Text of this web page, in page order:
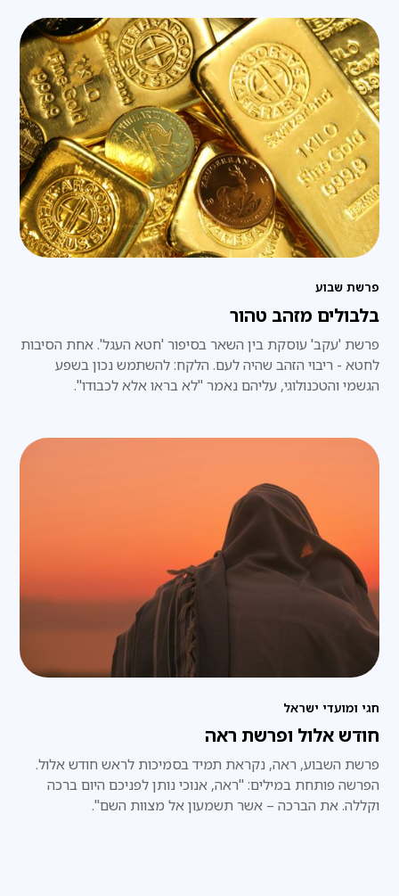
פרשת שבוע
בלבולים מזהב טהור
פרשת 'עקב' עוסקת בין השאר בסיפור 'חטא העגל'. אחת הסיבות
לחטא - ריבוי הזהב שהיה לעם. הלקח: להשתמש נכון בשפע
הגשמי והטכנולוגי, עליהם נאמר "לא בראו אלא לכבודו".
חגי ומועדי ישראל
חודש אלול ופרשת ראה
פרשת השבוע, ראה, נקראת תמיד בסמיכות לראש חודש אלול.
הפרשה פותחת במילים: "ראה, אנוכי נותן לפניכם היום ברכה
וקללה. את הברכה – אשר תשמעון אל מצוות השם".